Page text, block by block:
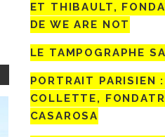
ET THIBAULT,
DE WE ARE NOT
LE TAMPOGRAPHE
PORTRAIT PARISIEN
COLLETTE,
CASAROSA